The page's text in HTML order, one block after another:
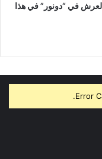
في “دونور” في هذا
Error